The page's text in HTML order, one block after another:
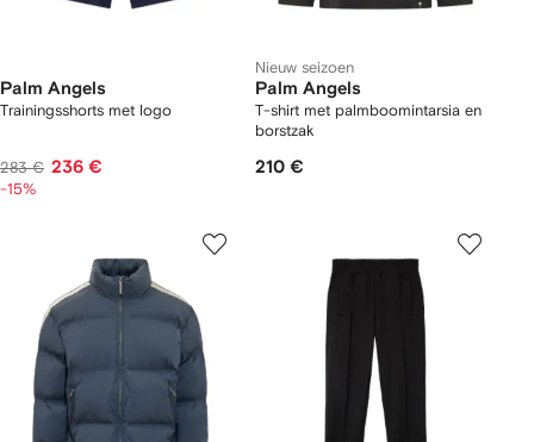
Palm Angels
Trainingsshorts met logo
283 € 236 €
-15%
Nieuw seizoen
Palm Angels
T-shirt met palmboomintarsia en
borstzak
210 €